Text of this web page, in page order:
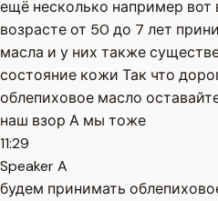
ещё несколько например
возрасте от 50 до 7 лет
масла и у них также
состояние кожи Так что
облепиховое масло
наш взор А мы тоже
11:29
Speaker A
будем принимать